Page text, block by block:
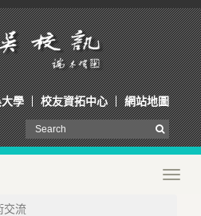
學 校友資拓中心 網站地圖
交流